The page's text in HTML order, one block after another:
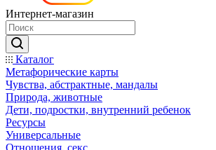
Интернет-магазин
Каталог
Mетафорические карты
Чувства, абстрактные, мандалы
Природа, животные
Дети, подростки, внутренний ребенок
Ресурсы
Универсальные
Отношения, секс